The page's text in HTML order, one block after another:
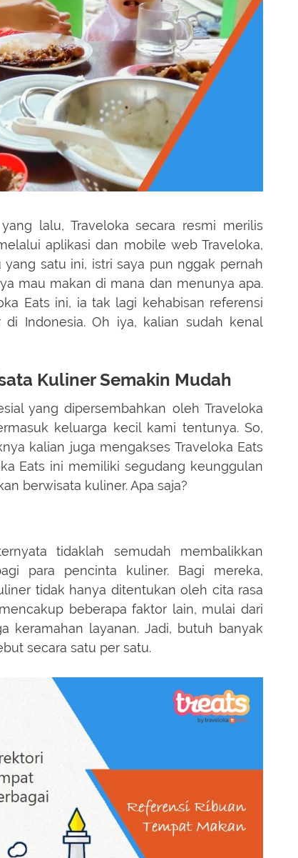
lalu, Traveloka secara resmi merilis
aplikasi dan mobile web Traveloka,
satu ini, istri saya pun nggak pernah
mau makan di mana dan menunya apa.
Eats ini, ia tak lagi kehabisan referensi
Indonesia. Oh iya, kalian sudah kenal
Kuliner Semakin Mudah
yang dipersembahkan oleh Traveloka
keluarga kecil kami tentunya. So,
kalian juga mengakses Traveloka Eats
Eats ini memiliki segudang keunggulan
berwisata kuliner. Apa saja?
tidaklah semudah membalikkan
para pencinta kuliner. Bagi mereka,
tidak hanya ditentukan oleh cita rasa
beberapa faktor lain, mulai dari
keramahan layanan. Jadi, butuh banyak
secara satu per satu.